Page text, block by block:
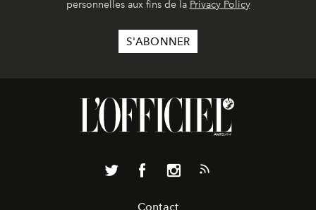
personnelles aux fins de la Privacy Policy
Contact